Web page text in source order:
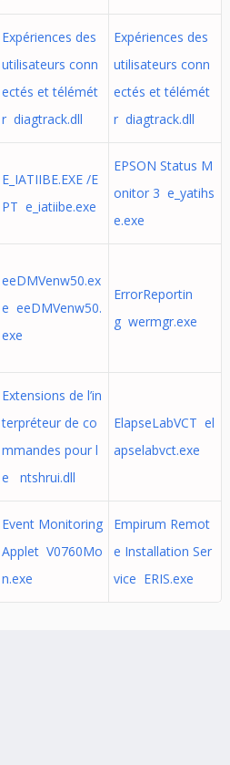
Expériences des
utilisateurs conn
ectés et télémét
r diagtrack.dll
Expériences des
utilisateurs conn
ectés et télémét
r diagtrack.dll
E_IATIIBE.EXE /E
PT e_iatiibe.exe
EPSON Status M
onitor 3 e_yatihs
e.exe
eeDMVenw50.ex
e eeDMVenw50.
exe
ErrorReportin
g wermgr.exe
Extensions de l’in
terpréteur de co
mmandes pour l
e ntshrui.dll
ElapseLabVCT el
apselabvct.exe
Event Monitoring
Applet V0760Mo
n.exe
Empirum Remot
e Installation Ser
vice ERIS.exe